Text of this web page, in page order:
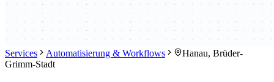
Services Automatisierung & Workflows
Hanau, Brüder-
Grimm-Stadt